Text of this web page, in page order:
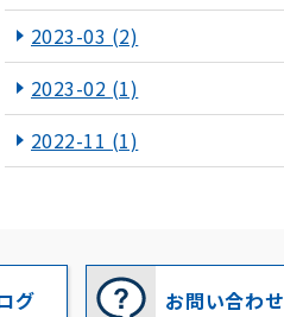
2023-03 (2)
2023-02 (1)
2022-11 (1)
2022-08 (1)
グ お問い合わせ